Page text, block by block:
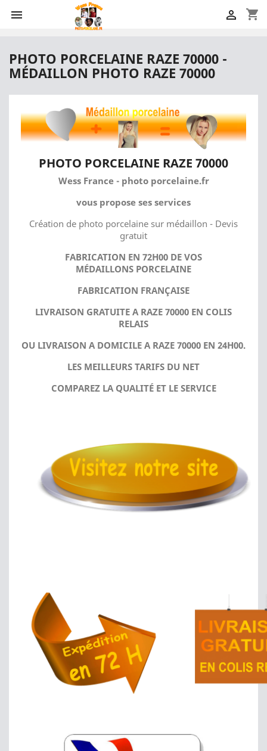
 shopping_cart

PHOTO PORCELAINE RAZE 70000 -
MÉDAILLON PHOTO RAZE 70000
PHOTO PORCELAINE RAZE 70000
Wess France - photo porcelaine.fr
vous propose ses services
Création de photo porcelaine sur médaillon - Devis
gratuit
FABRICATION EN 72H00 DE VOS
MÉDAILLONS PORCELAINE
FABRICATION FRANÇAISE
LIVRAISON GRATUITE A RAZE 70000 EN COLIS
RELAIS
OU LIVRAISON A DOMICILE A RAZE 70000 EN 24H00.
LES MEILLEURS TARIFS DU NET
COMPAREZ LA QUALITÉ ET LE SERVICE